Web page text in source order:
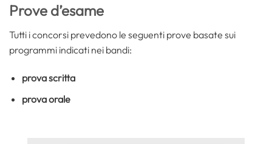
Prove d’esame
Tutti i concorsi prevedono le seguenti prove basate sui
programmi indicati nei bandi:
prova scritta
prova orale